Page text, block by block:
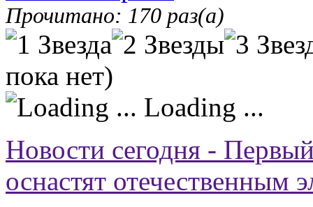
Прочитано: 170 раз(а)
пока нет)
Loading ...
Новости сегодня -
оснастят отечественным